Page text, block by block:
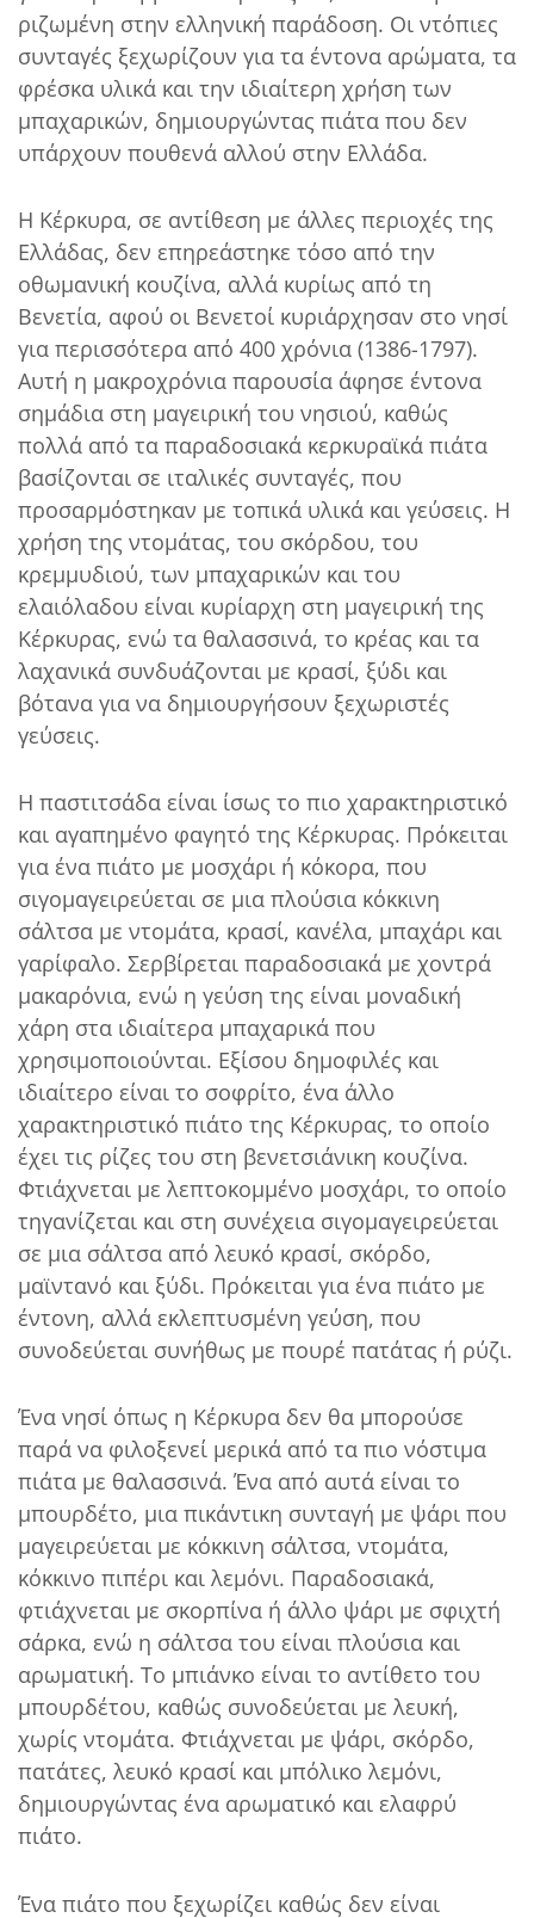
ριζωμένη στην ελληνική παράδοση. Οι ντόπιες
συνταγές ξεχωρίζουν για τα έντονα αρώματα, τα
φρέσκα υλικά και την ιδιαίτερη χρήση των
μπαχαρικών, δημιουργώντας πιάτα που δεν
υπάρχουν πουθενά αλλού στην Ελλάδα.
Η Κέρκυρα, σε αντίθεση με άλλες περιοχές της
Ελλάδας, δεν επηρεάστηκε τόσο από την
οθωμανική κουζίνα, αλλά κυρίως από τη
Βενετία, αφού οι Βενετοί κυριάρχησαν στο νησί
για περισσότερα από 400 χρόνια (1386-1797).
Αυτή η μακροχρόνια παρουσία άφησε έντονα
σημάδια στη μαγειρική του νησιού, καθώς
πολλά από τα παραδοσιακά κερκυραϊκά πιάτα
βασίζονται σε ιταλικές συνταγές, που
προσαρμόστηκαν με τοπικά υλικά και γεύσεις. Η
χρήση της ντομάτας, του σκόρδου, του
κρεμμυδιού, των μπαχαρικών και του
ελαιόλαδου είναι κυρίαρχη στη μαγειρική της
Κέρκυρας, ενώ τα θαλασσινά, το κρέας και τα
λαχανικά συνδυάζονται με κρασί, ξύδι και
βότανα για να δημιουργήσουν ξεχωριστές
γεύσεις.
Η παστιτσάδα είναι ίσως το πιο χαρακτηριστικό
και αγαπημένο φαγητό της Κέρκυρας. Πρόκειται
για ένα πιάτο με μοσχάρι ή κόκορα, που
σιγομαγειρεύεται σε μια πλούσια κόκκινη
σάλτσα με ντομάτα, κρασί, κανέλα, μπαχάρι και
γαρίφαλο. Σερβίρεται παραδοσιακά με χοντρά
μακαρόνια, ενώ η γεύση της είναι μοναδική
χάρη στα ιδιαίτερα μπαχαρικά που
χρησιμοποιούνται. Εξίσου δημοφιλές και
ιδιαίτερο είναι το σοφρίτο, ένα άλλο
χαρακτηριστικό πιάτο της Κέρκυρας, το οποίο
έχει τις ρίζες του στη βενετσιάνικη κουζίνα.
Φτιάχνεται με λεπτοκομμένο μοσχάρι, το οποίο
τηγανίζεται και στη συνέχεια σιγομαγειρεύεται
σε μια σάλτσα από λευκό κρασί, σκόρδο,
μαϊντανό και ξύδι. Πρόκειται για ένα πιάτο με
έντονη, αλλά εκλεπτυσμένη γεύση, που
συνοδεύεται συνήθως με πουρέ πατάτας ή ρύζι.
Ένα νησί όπως η Κέρκυρα δεν θα μπορούσε
παρά να φιλοξενεί μερικά από τα πιο νόστιμα
πιάτα με θαλασσινά. Ένα από αυτά είναι το
μπουρδέτο, μια πικάντικη συνταγή με ψάρι που
μαγειρεύεται με κόκκινη σάλτσα, ντομάτα,
κόκκινο πιπέρι και λεμόνι. Παραδοσιακά,
φτιάχνεται με σκορπίνα ή άλλο ψάρι με σφιχτή
σάρκα, ενώ η σάλτσα του είναι πλούσια και
αρωματική. Το μπιάνκο είναι το αντίθετο του
μπουρδέτου, καθώς συνοδεύεται με λευκή,
χωρίς ντομάτα. Φτιάχνεται με ψάρι, σκόρδο,
πατάτες, λευκό κρασί και μπόλικο λεμόνι,
δημιουργώντας ένα αρωματικό και ελαφρύ
πιάτο.
Ένα πιάτο που ξεχωρίζει καθώς δεν είναι